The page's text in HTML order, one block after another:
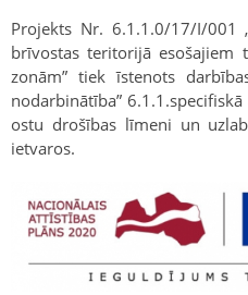
Projekts Nr. 6.1.1.0/17/I/001
brīvostas teritorijā esošajiem
zonām” tiek īstenots
nodarbinātība”
ostu drošības līmeni un
ietvaros.